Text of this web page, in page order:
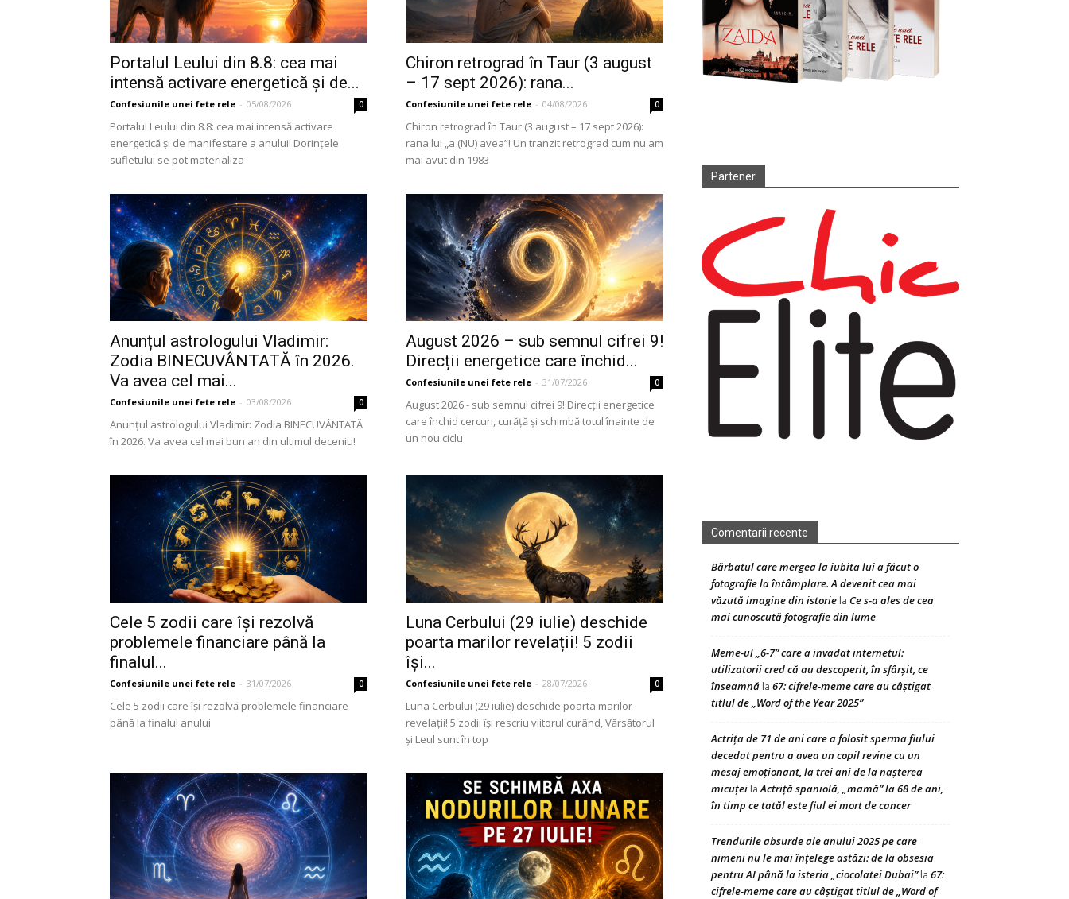
Portalul Leului din 8.8: cea mai
intensă activare energetică și de...
Confesiunile unei fete rele - 05/08/2026 0
Portalul Leului din 8.8: cea mai intensă activare
energetică și de manifestare a anului! Dorințele
sufletului se pot materializa
Chiron retrograd în Taur (3 august
– 17 sept 2026): rana...
Confesiunile unei fete rele - 04/08/2026 0
Chiron retrograd în Taur (3 august – 17 sept 2026):
rana lui „a (NU) avea”! Un tranzit retrograd cum nu am
mai avut din 1983
Anunțul astrologului Vladimir:
Zodia BINECUVÂNTATĂ în 2026.
Va avea cel mai...
Confesiunile unei fete rele - 03/08/2026 0
Anunțul astrologului Vladimir: Zodia BINECUVÂNTATĂ
în 2026. Va avea cel mai bun an din ultimul deceniu!
August 2026 – sub semnul cifrei 9!
Direcții energetice care închid...
Confesiunile unei fete rele - 31/07/2026 0
August 2026 - sub semnul cifrei 9! Direcții energetice
care închid cercuri, curăță și schimbă totul înainte de
un nou ciclu
Cele 5 zodii care își rezolvă
problemele financiare până la
finalul...
Confesiunile unei fete rele - 31/07/2026 0
Cele 5 zodii care își rezolvă problemele financiare
până la finalul anului
Luna Cerbului (29 iulie) deschide
poarta marilor revelații! 5 zodii
își...
Confesiunile unei fete rele - 28/07/2026 0
Luna Cerbului (29 iulie) deschide poarta marilor
revelații! 5 zodii își rescriu viitorul curând, Vărsătorul
și Leul sunt în top
Partener
Comentarii recente
Bărbatul care mergea la iubita lui a făcut o
fotografie la întâmplare. A devenit cea mai
văzută imagine din istorie la Ce s-a ales de cea
mai cunoscută fotografie din lume
Meme-ul „6-7” care a invadat internetul:
utilizatorii cred că au descoperit, în sfârșit, ce
înseamnă la 67: cifrele-meme care au câștigat
titlul de „Word of the Year 2025”
Actrița de 71 de ani care a folosit sperma fiului
decedat pentru a avea un copil revine cu un
mesaj emoționant, la trei ani de la nașterea
micuței laActriță spaniolă, „mamă” la 68 de ani,
în timp ce tatăl este fiul ei mort de cancer
Trendurile absurde ale anului 2025 pe care
nimeni nu le mai înțelege astăzi: de la obsesia
pentru AI până la isteria „ciocolatei Dubai”la 67:
cifrele-meme care au câștigat titlul de „Word of